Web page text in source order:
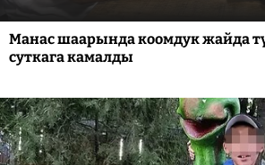
Манас шаарында коомдук жайда
суткага камалды